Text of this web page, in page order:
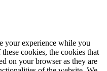
your experience while you
cookies, the cookies that
on your browser as they are